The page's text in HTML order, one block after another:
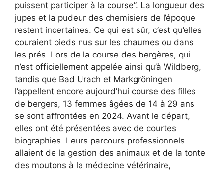
puissent participer à la course”. La longueur des
jupes et la pudeur des chemisiers de l’époque
restent incertaines. Ce qui est sûr, c’est qu’elles
couraient pieds nus sur les chaumes ou dans
les prés. Lors de la course des bergères, qui
n’est officiellement appelée ainsi qu’à Wildberg,
tandis que Bad Urach et Markgröningen
l’appellent encore aujourd’hui course des filles
de bergers, 13 femmes âgées de 14 à 29 ans
se sont affrontées en 2024. Avant le départ,
elles ont été présentées avec de courtes
biographies. Leurs parcours professionnels
allaient de la gestion des animaux et de la tonte
des moutons à la médecine vétérinaire,